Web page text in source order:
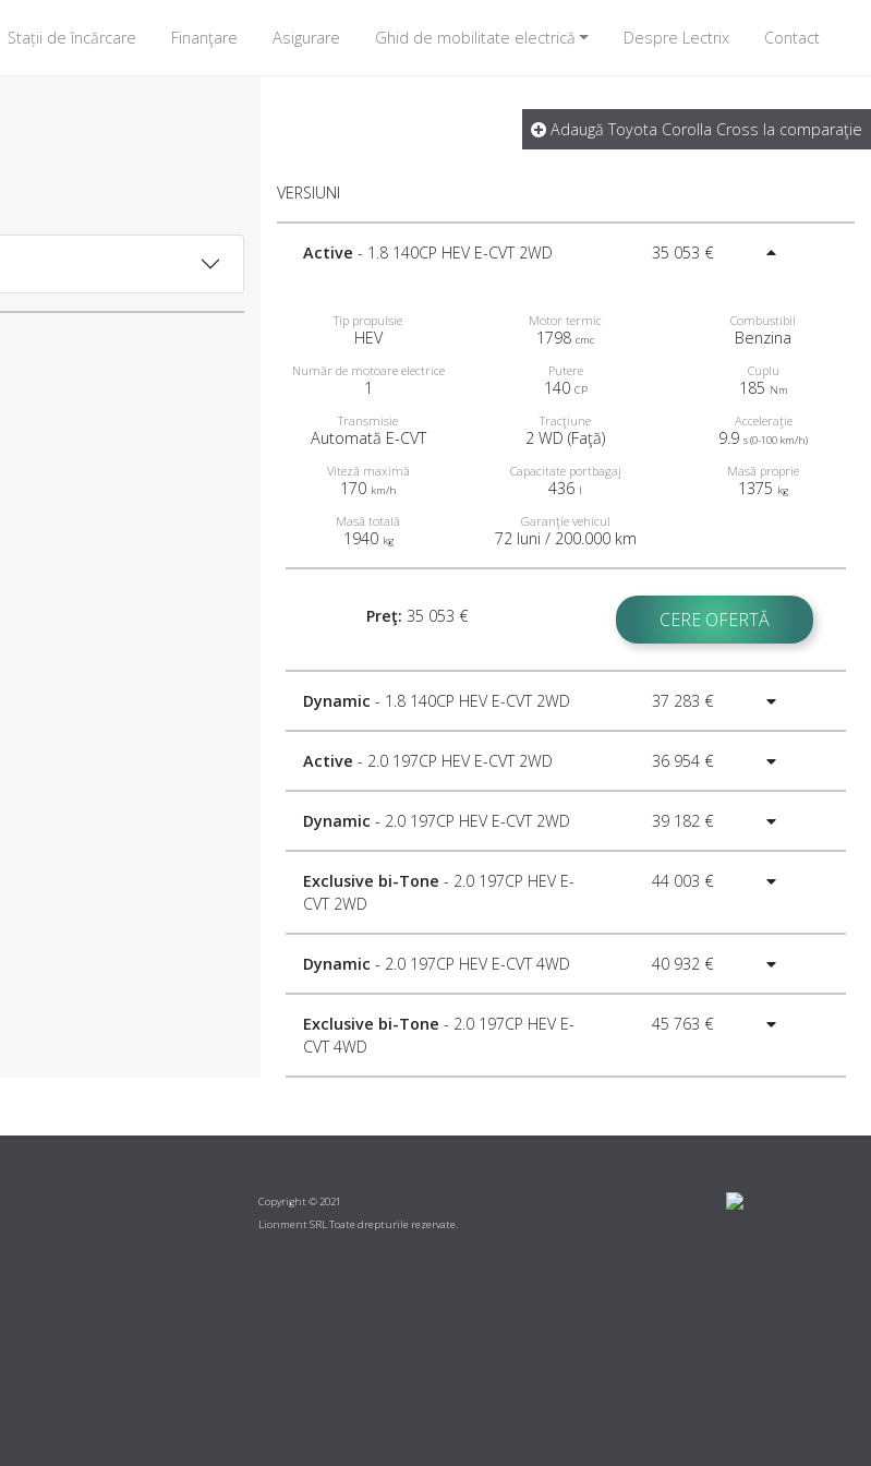
Stații de încărcare Finanţare Asigurare Ghid de mobilitate electrică Despre Lectrix Contact
Adaugă Toyota Corolla Cross la comparaţie
VERSIUNI
Active - 1.8 140CP HEV E-CVT 2WD 35 053 €
Tip propulsie
HEV
Motor termic
1798 cmc
Combustibil
Benzina
Număr de motoare electrice
1
Putere
140 CP
Cuplu
185 Nm
Transmisie
Automată E-CVT
Tracţiune
2 WD (Faţă)
Acceleraţie
9.9 s (0-100 km/h)
Viteză maximă
170 km/h
Capacitate portbagaj
436 l
Masă proprie
1375 kg
Masă totală
1940 kg
Garanţie vehicul
72 luni / 200.000 km
Preţ: 35 053 € CERE OFERTĂ
Dynamic - 1.8 140CP HEV E-CVT 2WD 37 283 €
Active - 2.0 197CP HEV E-CVT 2WD 36 954 €
Dynamic - 2.0 197CP HEV E-CVT 2WD 39 182 €
Exclusive bi-Tone - 2.0 197CP HEV E-
CVT 2WD
44 003 €
Dynamic - 2.0 197CP HEV E-CVT 4WD 40 932 €
Exclusive bi-Tone - 2.0 197CP HEV E-
CVT 4WD
45 763 €
Copyright © 2021
Lionment SRL Toate drepturile rezervate.